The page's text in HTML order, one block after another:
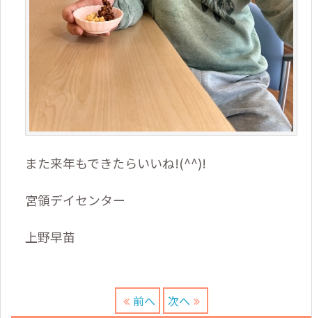
また来年もできたらいいね!(^^)!
宮領デイセンター
上野早苗
前へ 次へ